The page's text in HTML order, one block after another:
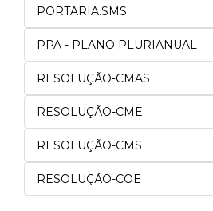
PORTARIA.SMS
PPA - PLANO PLURIANUAL
RESOLUÇÃO-CMAS
RESOLUÇÃO-CME
RESOLUÇÃO-CMS
RESOLUÇÃO-COE